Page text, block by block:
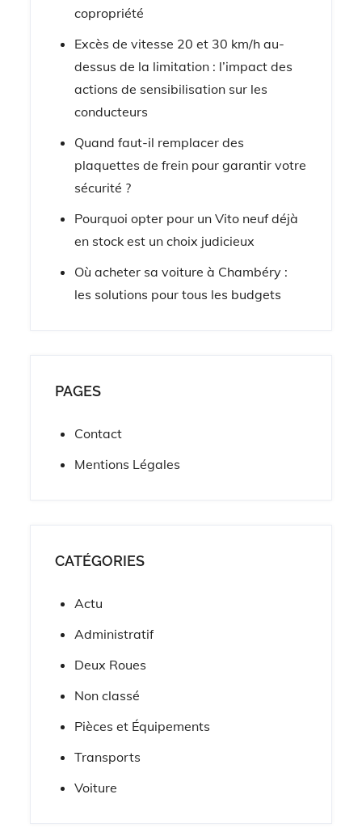
copropriété
Excès de vitesse 20 et 30 km/h au-
dessus de la limitation : l’impact des
actions de sensibilisation sur les
conducteurs
Quand faut-il remplacer des
plaquettes de frein pour garantir votre
sécurité ?
Pourquoi opter pour un Vito neuf déjà
en stock est un choix judicieux
Où acheter sa voiture à Chambéry :
les solutions pour tous les budgets
PAGES
Contact
Mentions Légales
CATÉGORIES
Actu
Administratif
Deux Roues
Non classé
Pièces et Équipements
Transports
Voiture